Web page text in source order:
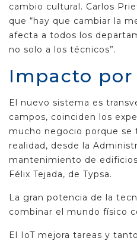
cambio cultural. Carlos
que “hay que cambiar la
afecta a todos los
no solo a los técnicos”.
Impacto
El nuevo sistema es
campos, coinciden los
mucho negocio porque se
realidad, desde la
mantenimiento de
Félix Tejada, de Typsa.
La gran potencia de la
combinar el mundo físico
El IoT mejora tareas y